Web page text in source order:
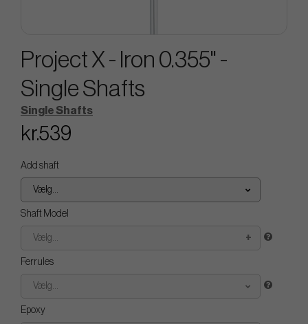
Project X - Iron 0.355" -
Single Shafts
Single Shafts
kr.539
Add shaft
Vælg...
Shaft Model
Vælg...
Ferrules
Vælg...
Epoxy